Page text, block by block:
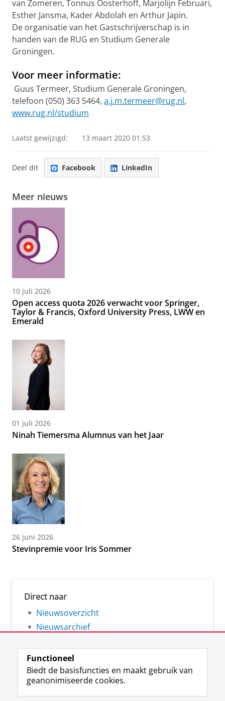
van Zomeren, Tonnus Oosterhoff, Marjolijn Februari,
Esther Jansma, Kader Abdolah en Arthur Japin.
De organisatie van het Gastschrijverschap is in
handen van de RUG en Studium Generale
Groningen.
Voor meer informatie:
Guus Termeer, Studium Generale Groningen,
telefoon (050) 363 5464, a.j.m.termeer@rug.nl,
www.rug.nl/studium
Laatst gewijzigd: 13 maart 2020 01:53
Deel dit Facebook LinkedIn
Meer nieuws
10 juli 2026
Open access quota 2026 verwacht voor Springer,
Taylor & Francis, Oxford University Press, LWW en
Emerald
01 juli 2026
Ninah Tiemersma Alumnus van het Jaar
26 juni 2026
Stevinpremie voor Iris Sommer
Direct naar
Nieuwsoverzicht
Nieuwsarchief
Volg de RUG F L R I Y
Functioneel
Biedt de basisfuncties en maakt gebruik van
geanonimiseerde cookies.